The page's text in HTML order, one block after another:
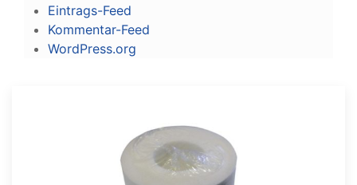
Eintrags-Feed
Kommentar-Feed
WordPress.org